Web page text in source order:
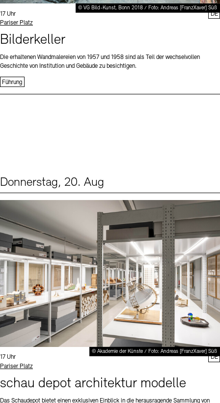
© VG Bild-Kunst, Bonn 2018 / Foto: Andreas [FranzXaver] Süß
Uhrzeit:
17 Uhr
Standort
Pariser Platz
Bilderkeller
Die erhaltenen Wandmalereien von 1957 und 1958 sind als Teil der wechselvollen
Geschichte von Institution und Gebäude zu besichtigen.
Führung
DE
Donnerstag, 20. Aug
© Akademie der Künste / Foto: Andreas [FranzXaver] Süß
Uhrzeit:
17 Uhr
Standort
Pariser Platz
schau depot architektur modelle
Das Schaudepot bietet einen exklusiven Einblick in die herausragende Sammlung von
DE